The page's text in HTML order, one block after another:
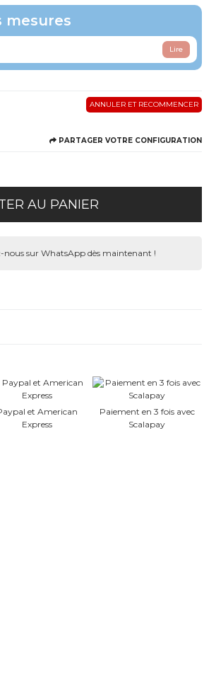
mesures
Lire
ANNULER ET RECOMMENCER
PARTAGER VOTRE CONFIGURATION
AU PANIER
nous sur WhatsApp dès maintenant !
et American
Express
Paiement en 3 fois avec
Scalapay